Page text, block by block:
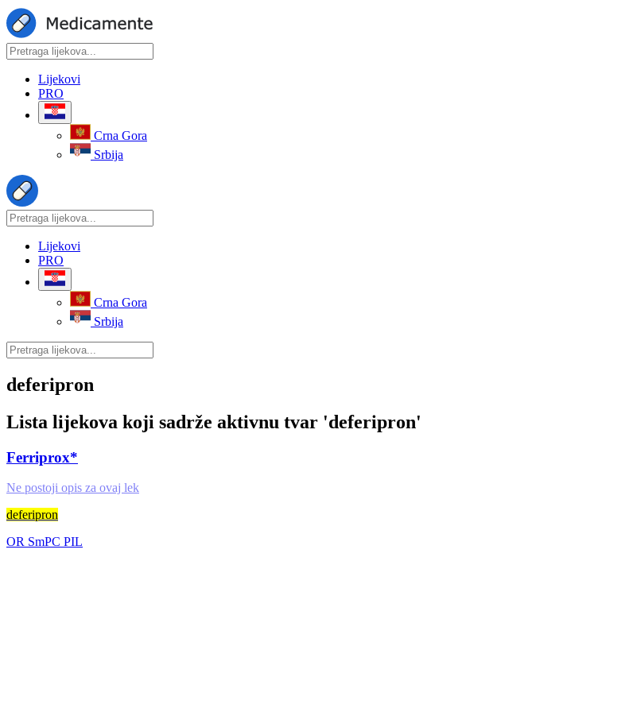
Lijekovi
PRO
Crna Gora
Srbija
Lijekovi
PRO
Crna Gora
Srbija
deferipron
Lista lijekova koji sadrže aktivnu tvar 'deferipron'
Ferriprox*
Ne postoji opis za ovaj lek
deferipron
OR SmPC PIL